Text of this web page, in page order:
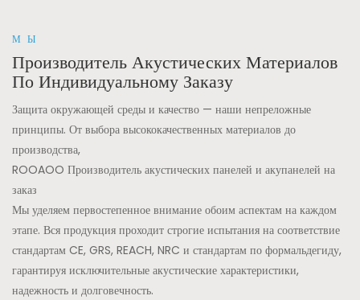
МЫ
Производитель Акустических Материалов
По Индивидуальному Заказу
Защита окружающей среды и качество — наши непреложные
принципы. От выбора высококачественных материалов до
производства,
ROOAOO Производитель акустических панелей и акупанелей на
заказ
Мы уделяем первостепенное внимание обоим аспектам на каждом
этапе. Вся продукция проходит строгие испытания на соответствие
стандартам CE, GRS, REACH, NRC и стандартам по формальдегиду,
гарантируя исключительные акустические характеристики,
надежность и долговечность.